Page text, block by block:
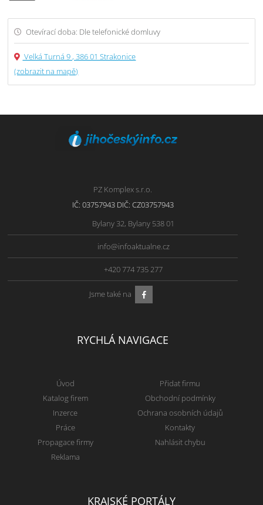
Otevírací doba: Dle telefonické domluvy
Velká Turná 9 , 386 01 Strakonice
(zobrazit na mapě)
PZ Komplex s.r.o.
IČ: 03757943 DIČ: CZ03757943
Bylany 32, Bylany 538 01
info@infoaktualne.cz
+420 774 735 277
Jsme také na
RYCHLÁ NAVIGACE
Úvod
Katalog firem
Inzerce
Práce
Propagace firmy
Reklama
Přidat firmu
Obchodní podmínky
Ochrana osobních údajů
Kontakty
Nahlásit chybu
KRAJSKÉ PORTÁLY